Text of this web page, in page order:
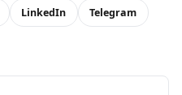
LinkedIn Telegram